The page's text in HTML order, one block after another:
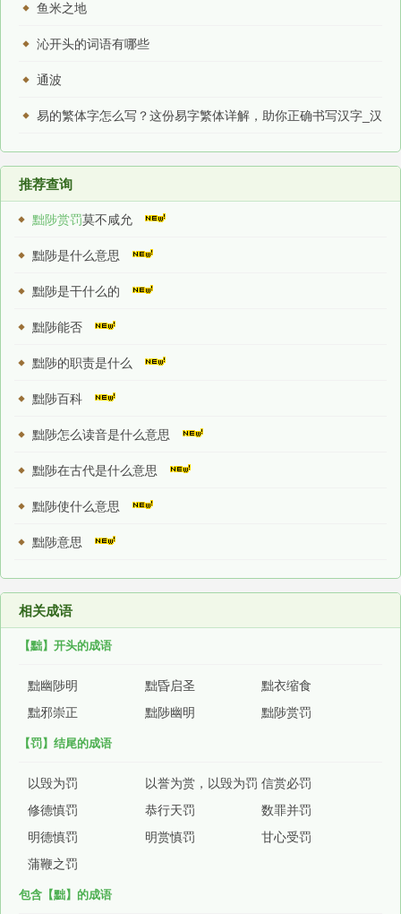
鱼米之地
沁开头的词语有哪些
通波
易的繁体字怎么写？这份易字繁体详解，助你正确书写汉字_汉
字繁体学习
推荐查询
黜陟赏罚莫不咸允
黜陟是什么意思
黜陟是干什么的
黜陟能否
黜陟的职责是什么
黜陟百科
黜陟怎么读音是什么意思
黜陟在古代是什么意思
黜陟使什么意思
黜陟意思
相关成语
【黜】开头的成语
黜幽陟明 黜昏启圣
黜衣缩食
黜邪崇正
黜陟幽明 黜陟赏罚
【罚】结尾的成语
以毁为罚 以誉为赏，以毁为罚 信赏必罚
修德慎罚
恭行天罚
数罪并罚
明德慎罚
明赏慎罚
甘心受罚
蒲鞭之罚
包含【黜】的成语